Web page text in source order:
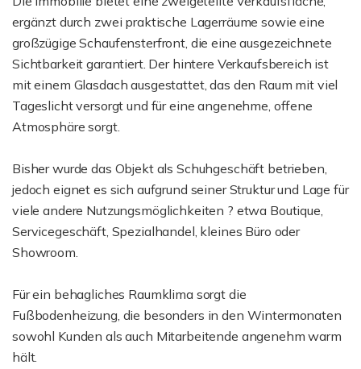
ergänzt durch zwei praktische Lagerräume sowie eine
großzügige Schaufensterfront, die eine ausgezeichnete
Sichtbarkeit garantiert. Der hintere Verkaufsbereich ist
mit einem Glasdach ausgestattet, das den Raum mit viel
Tageslicht versorgt und für eine angenehme, offene
Atmosphäre sorgt.
Bisher wurde das Objekt als Schuhgeschäft betrieben,
jedoch eignet es sich aufgrund seiner Struktur und Lage für
viele andere Nutzungsmöglichkeiten ? etwa Boutique,
Servicegeschäft, Spezialhandel, kleines Büro oder
Showroom.
Für ein behagliches Raumklima sorgt die
Fußbodenheizung, die besonders in den Wintermonaten
sowohl Kunden als auch Mitarbeitende angenehm warm
hält.